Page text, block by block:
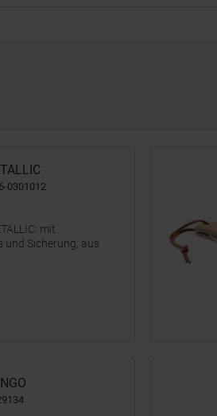
0301012
mit
und Sicherung, aus